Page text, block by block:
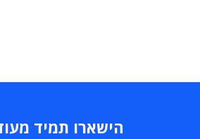
הישארו תמיד